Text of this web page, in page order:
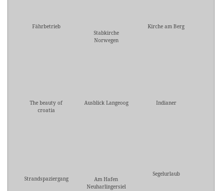
Fährbetrieb
Stabkirche
Norwegen
Kirche am Berg
The beauty of
croatia
Ausblick Langeoog Indianer
Strandspaziergang
Am Hafen
Neuharlingersiel
Segelurlaub